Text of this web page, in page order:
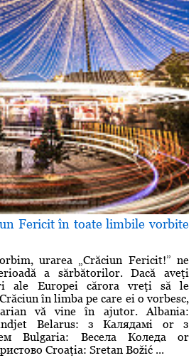
Fericit în toate limbile vorbite
urarea „Crăciun Fericit!” ne
a sărbătorilor. Dacă aveţi
ale Europei cărora vreţi să le
în limba pe care ei o vorbesc,
vă vine în ajutor. Albania:
Belarus: з Калядамі or з
Bulgaria: Весела Коледа or
Croaţia: Sretan Božić ...